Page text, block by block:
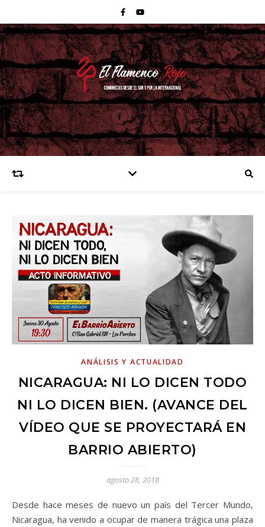
ANÁLISIS Y ACTUALIDAD
NICARAGUA: NI LO DICEN TODO
NI LO DICEN BIEN. (AVANCE DEL
VÍDEO QUE SE PROYECTARÁ EN
BARRIO ABIERTO)
agosto 28, 2018
Desde hace meses de nuevo un país del Tercer Mundo,
Nicaragua, ha venido a ocupar de manera trágica una plaza